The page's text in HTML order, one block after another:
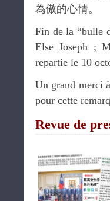
為傲的心情。
Fin de la “bulle
Else Joseph ;
repartie le 10
Un grand merci
pour cette
Revue de